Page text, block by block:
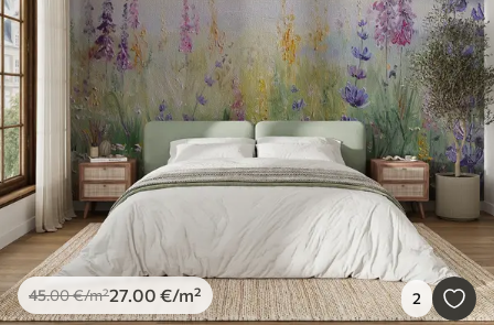
45.00€/m²27.00 €/m² 2